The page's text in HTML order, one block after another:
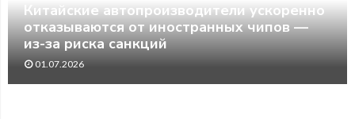
Китайские автопроизводители ускоренно
отказываются от иностранных чипов —
из-за риска санкций
01.07.2026